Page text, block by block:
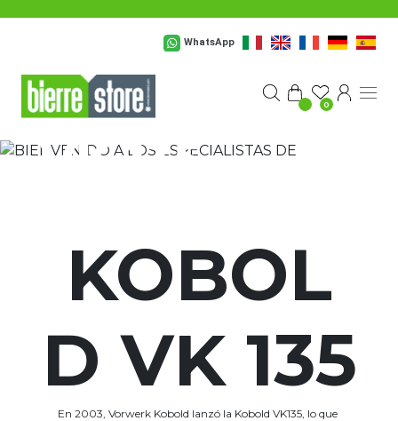
WhatsApp
0
BIENVENIDO A
ESPECIALISTAS DE
KOBOLD
VK 135
KOBOL
D VK 135
En 2003, Vorwerk Kobold lanzó la Kobold VK135, lo que